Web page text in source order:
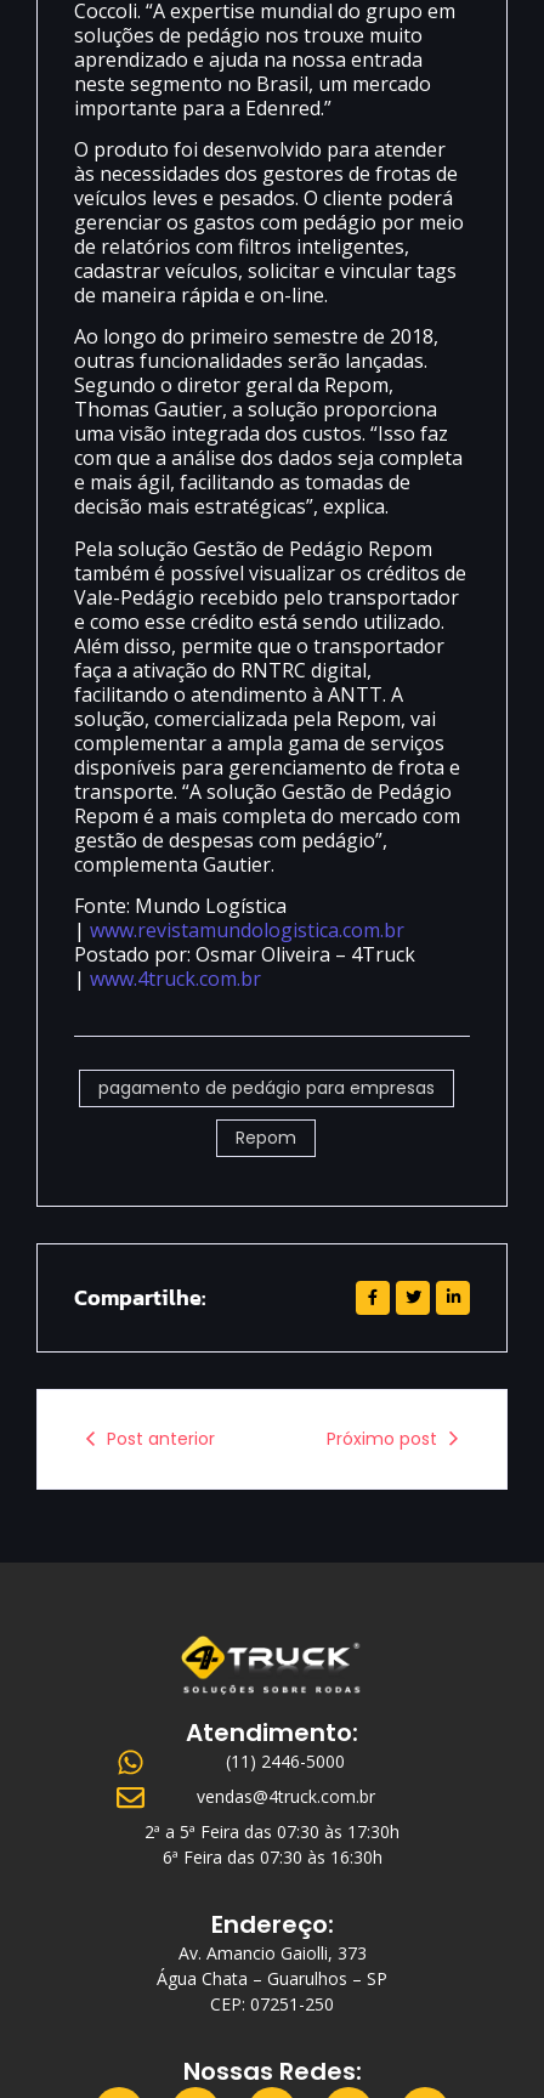
Coccoli. “A expertise mundial do grupo em
soluções de pedágio nos trouxe muito
aprendizado e ajuda na nossa entrada
neste segmento no Brasil, um mercado
importante para a Edenred.”
O produto foi desenvolvido para atender
às necessidades dos gestores de frotas de
veículos leves e pesados. O cliente poderá
gerenciar os gastos com pedágio por meio
de relatórios com filtros inteligentes,
cadastrar veículos, solicitar e vincular tags
de maneira rápida e on-line.
Ao longo do primeiro semestre de 2018,
outras funcionalidades serão lançadas.
Segundo o diretor geral da Repom,
Thomas Gautier, a solução proporciona
uma visão integrada dos custos. “Isso faz
com que a análise dos dados seja completa
e mais ágil, facilitando as tomadas de
decisão mais estratégicas”, explica.
Pela solução Gestão de Pedágio Repom
também é possível visualizar os créditos de
Vale-Pedágio recebido pelo transportador
e como esse crédito está sendo utilizado.
Além disso, permite que o transportador
faça a ativação do RNTRC digital,
facilitando o atendimento à ANTT. A
solução, comercializada pela Repom, vai
complementar a ampla gama de serviços
disponíveis para gerenciamento de frota e
transporte. “A solução Gestão de Pedágio
Repom é a mais completa do mercado com
gestão de despesas com pedágio”,
complementa Gautier.
Fonte: Mundo Logística
| www.revistamundologistica.com.br
Postado por: Osmar Oliveira – 4Truck
| www.4truck.com.br
pagamento de pedágio para empresas
Repom
Compartilhe:
Post anterior Próximo post
Atendimento:
(11) 2446-5000
vendas@4truck.com.br
2ª a 5ª Feira das 07:30 às 17:30h
6ª Feira das 07:30 às 16:30h
Endereço:
Av. Amancio Gaiolli, 373
Água Chata – Guarulhos – SP
CEP: 07251-250
Nossas Redes: